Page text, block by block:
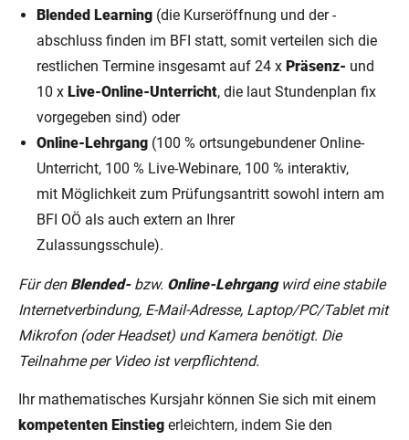
Blended Learning (die Kurseröffnung und der -
abschluss finden im BFI statt, somit verteilen sich die
restlichen Termine insgesamt auf 24 x Präsenz- und
10 x Live-Online-Unterricht, die laut Stundenplan fix
vorgegeben sind) oder
Online-Lehrgang (100 % ortsungebundener Online-
Unterricht, 100 % Live-Webinare, 100 % interaktiv,
mit Möglichkeit zum Prüfungsantritt sowohl intern am
BFI OÖ als auch extern an Ihrer
Zulassungsschule).
Für den Blended-bzw. Online-Lehrgang wird eine stabile
Internetverbindung, E-Mail-Adresse, Laptop/PC/Tablet mit
Mikrofon (oder Headset) und Kamera benötigt. Die
Teilnahme per Video ist verpflichtend.
Ihr mathematisches Kursjahr können Sie sich mit einem
kompetenten Einstieg erleichtern, indem Sie den